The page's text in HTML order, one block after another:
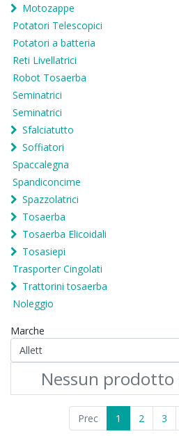
Motozappe
Potatori Telescopici
Potatori a batteria
Reti Livellatrici
Robot Tosaerba
Seminatrici
Seminatrici
Sfalciatutto
Soffiatori
Spaccalegna
Spandiconcime
Spazzolatrici
Tosaerba
Tosaerba Elicoidali
Tosasiepi
Trasporter Cingolati
Trattorini tosaerba
Noleggio
Marche
Nessun prodotto
Prec 1 2 3